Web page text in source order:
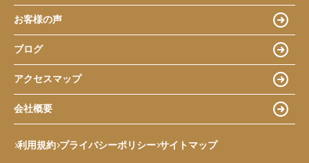
お客様の声
ブログ
アクセスマップ
会社概要
利用規約 プライバシーポリシー サイトマップ